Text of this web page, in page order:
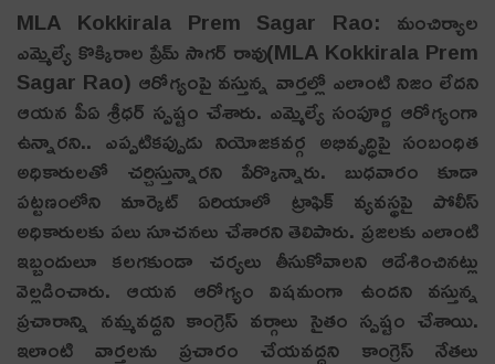
MLA Kokkirala Prem Sagar Rao: మంచిర్యాల
ఎమ్మెల్యే కొక్కిరాల ప్రేమ్ సాగర్ రావు(MLA Kokkirala Prem
Sagar Rao) ఆరోగ్యంపై వస్తున్న వార్తల్లో ఎలాంటి నిజం లేదని
ఆయ‌న‌ పీఏ శ్రీధర్ స్పష్టం చేశారు. ఎమ్మెల్యే సంపూర్ణ ఆరోగ్యంగా
ఉన్నారని.. ఎప్పటికప్పుడు నియోజకవర్గ అభివృద్ధిపై సంబంధిత
అధికారులతో చర్చిస్తున్నారని పేర్కొన్నారు. బుధవారం కూడా
పట్టణంలోని మార్కెట్ ఏరియాలో ట్రాఫిక్ వ్యవస్థపై పోలీస్
అధికారులకు పలు సూచనలు చేశారని తెలిపారు. ప్రజలకు ఎలాంటి
ఇబ్బందులూ కలగకుండా చర్యలు తీసుకోవాలని ఆదేశించినట్లు
వెల్లడించారు. ఆయ‌న ఆరోగ్యం విష‌మంగా ఉంద‌ని వ‌స్తున్న
ప్ర‌చారాన్ని న‌మ్మ‌వ‌ద్ద‌ని కాంగ్రెస్ వ‌ర్గాలు సైతం స్ప‌ష్టం చేశాయి.
ఇలాంటి వార్త‌లను ప్ర‌చారం చేయ‌వ‌ద్ద‌ని కాంగ్రెస్ నేత‌లు